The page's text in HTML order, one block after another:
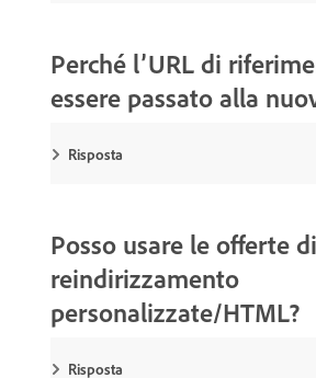
Perché l’URL di
essere passato alla
Risposta
Posso usare le offerte di
reindirizzamento
personalizzate/HTML?
Risposta